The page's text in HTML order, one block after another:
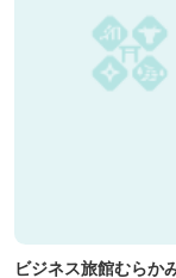
ビジネス旅館むらか